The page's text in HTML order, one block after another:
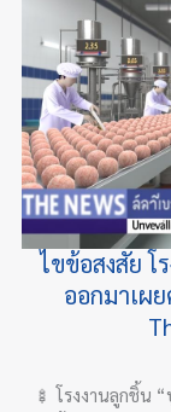
ไขข้อสงสัย โ
ออกมาเผ
🍢 โรงงานลูกชิ้น